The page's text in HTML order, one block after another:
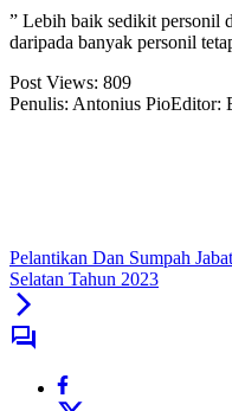
” Lebih baik sedikit personil
daripada banyak personil
Post Views: 809
Penulis: Antonius PioEditor:
Pelantikan Dan Sumpah
Selatan Tahun 2023